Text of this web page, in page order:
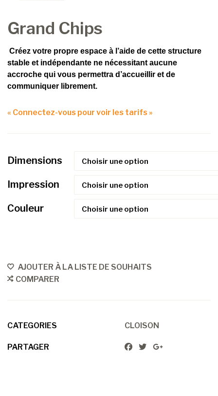
Grand Chips
Créez votre propre espace à l’aide de cette structure
stable et indépendante ne nécessitant aucune
accroche qui vous permettra d’accueillir et de
communiquer librement.
« Connectez-vous pour voir les tarifs »
Dimensions
Impression
Couleur
AJOUTER À LA LISTE DE SOUHAITS
COMPARER
CATEGORIES CLOISON
PARTAGER